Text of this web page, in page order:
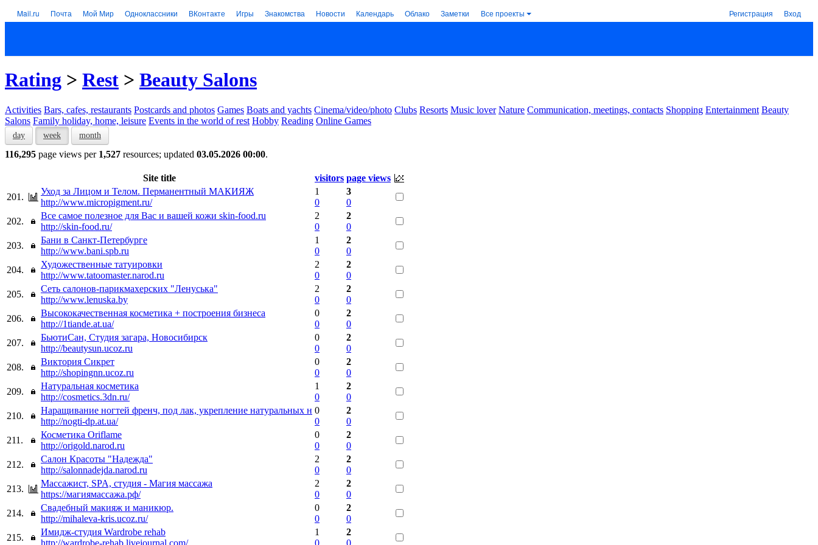
Mail.ru Почта Мой Мир Одноклассники ВКонтакте Игры Знакомства Новости Календарь Облако Заметки Все проекты Регистрация Вход
Rating > Rest > Beauty Salons
Activities Bars, cafes, restaurants Postcards and photos Games Boats and yachts Cinema/video/photo Clubs Resorts Music lover Nature Communication, meetings, contacts Shopping Entertainment Beauty
Salons Family holiday, home, leisure Events in the world of rest Hobby Reading Online Games
day week month
116,295 page views per 1,527 resources; updated 03.05.2026 00:00.
Site title visitors page views
201.
Уход за Лицом и Телом. Перманентный МАКИЯЖ
http://www.micropigment.ru/
1
0
3
0
202.
Все самое полезное для Вас и вашей кожи skin-food.ru
http://skin-food.ru/
2
0
2
0
203.
Бани в Санкт-Петербурге
http://www.bani.spb.ru
1
0
2
0
204.
Художественные татуировки
http://www.tatoomaster.narod.ru
2
0
2
0
205.
Сеть салонов-парикмахерских "Ленуська"
http://www.lenuska.by
2
0
2
0
206.
Высококачественная косметика + построения бизнеса
http://1tiande.at.ua/
0
0
2
0
207.
БьютиСан, Студия загара, Новосибирск
http://beautysun.ucoz.ru
0
0
2
0
208.
Виктория Сикрет
http://shopingnn.ucoz.ru
0
0
2
0
209.
Натуральная косметика
http://cosmetics.3dn.ru/
1
0
2
0
210.
Наращивание ногтей френч, под лак, укрепление натуральных н
http://nogti-dp.at.ua/
0
0
2
0
211.
Косметика Oriflame
http://origold.narod.ru
0
0
2
0
212.
Салон Красоты "Надежда"
http://salonnadejda.narod.ru
2
0
2
0
213.
Массажист, SPA, студия - Магия массажа
https://магиямассажа.рф/
2
0
2
0
214.
Свадебный макияж и маникюр.
http://mihaleva-kris.ucoz.ru/
0
0
2
0
215.
Имидж-студия Wardrobe rehab
http://wardrobe-rehab.livejournal.com/
1
0
2
0